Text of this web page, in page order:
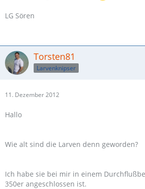
LG Sören
Torsten81
Larvenknipser
11. Dezember 2012
Hallo
Wie alt sind die Larven denn geworden?
Ich habe sie bei mir in einem
350er angeschlossen ist.